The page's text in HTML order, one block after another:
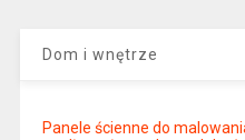
Dom i wnętrze
Panele ścienne do